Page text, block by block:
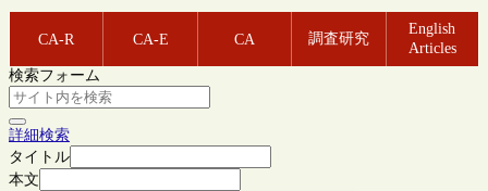
CA-R CA-E CA 調査研究
English
Articles
検索フォーム
詳細検索
タイトル
本文